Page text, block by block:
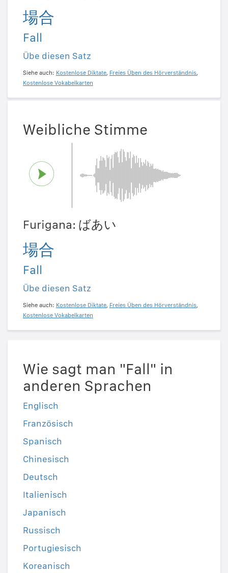
場合
Fall
Übe diesen Satz
Siehe auch: Kostenlose Diktate, Freies Üben des Hörverständnis,
Kostenlose Vokabelkarten
Weibliche Stimme
Furigana: ばあい
場合
Fall
Übe diesen Satz
Siehe auch: Kostenlose Diktate, Freies Üben des Hörverständnis,
Kostenlose Vokabelkarten
Wie sagt man "Fall" in
anderen Sprachen
Englisch
Französisch
Spanisch
Chinesisch
Deutsch
Italienisch
Japanisch
Russisch
Portugiesisch
Koreanisch